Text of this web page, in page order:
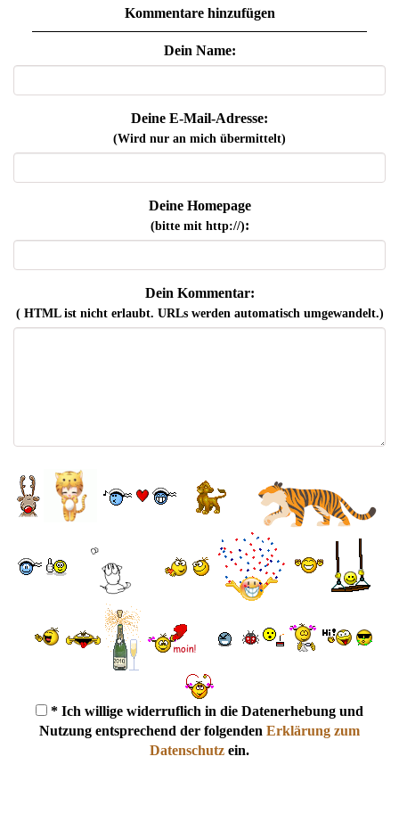
Kommentare hinzufügen
Dein Name:
Deine E-Mail-Adresse:
(Wird nur an mich übermittelt)
Deine Homepage
(bitte mit http://):
Dein Kommentar:
( HTML ist nichterlaubt. URLs werden automatisch umgewandelt.)
* Ich willige widerruflich in die Datenerhebung und
Nutzung entsprechend der folgenden Erklärung zum
Datenschutz ein.